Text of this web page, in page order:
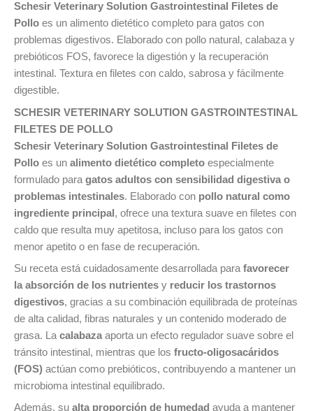
Schesir Veterinary Solution Gastrointestinal Filetes de
Pollo es un alimento dietético completo para gatos con
problemas digestivos. Elaborado con pollo natural, calabaza y
prebióticos FOS, favorece la digestión y la recuperación
intestinal. Textura en filetes con caldo, sabrosa y fácilmente
digestible.
SCHESIR VETERINARY SOLUTION GASTROINTESTINAL
FILETES DE POLLO
Schesir Veterinary Solution Gastrointestinal Filetes de
Pollo es un alimento dietético completo especialmente
formulado para gatos adultos con sensibilidad digestiva o
problemas intestinales. Elaborado con pollo natural como
ingrediente principal, ofrece una textura suave en filetes con
caldo que resulta muy apetitosa, incluso para los gatos con
menor apetito o en fase de recuperación.
Su receta está cuidadosamente desarrollada para favorecer
la absorción de los nutrientes y reducir los trastornos
digestivos, gracias a su combinación equilibrada de proteínas
de alta calidad, fibras naturales y un contenido moderado de
grasa. La calabaza aporta un efecto regulador suave sobre el
tránsito intestinal, mientras que los fructo-oligosacáridos
(FOS) actúan como prebióticos, contribuyendo a mantener un
microbioma intestinal equilibrado.
Además, su alta proporción de humedad ayuda a mantener